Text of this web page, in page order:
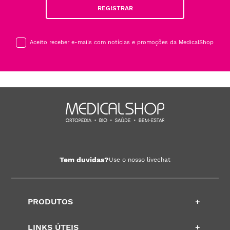
REGISTRAR
Aceito receber e-mails com notícias e promoções da MedicalShop
Tem duvidas?Use o nosso livechat
PRODUTOS +
LINKS ÚTEIS +